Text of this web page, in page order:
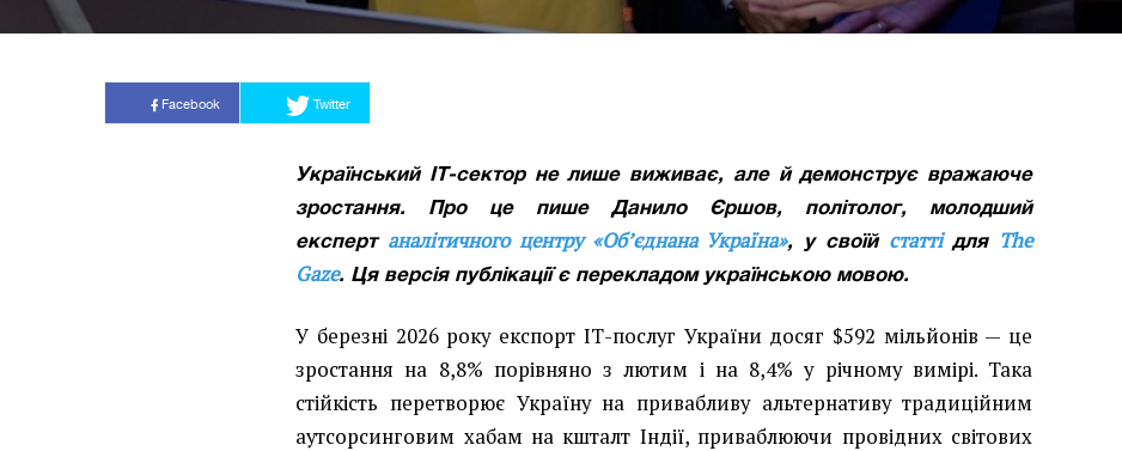
Facebook Twitter
Український ІТ-сектор не лише виживає, але й демонструє вражаюче
зростання. Про це пише Данило Єршов, політолог, молодший
експерт аналітичного центру «Обʼєднана Україна», у своїй статтідля The
Gaze. Ця версія публікації є перекладом українською мовою.
У березні 2026 року експорт ІТ-послуг України досяг $592 мільйонів — це
зростання на 8,8% порівняно з лютим і на 8,4% у річному вимірі. Така
стійкість перетворює Україну на привабливу альтернативу традиційним
аутсорсинговим хабам на кшталт Індії, приваблюючи провідних світових